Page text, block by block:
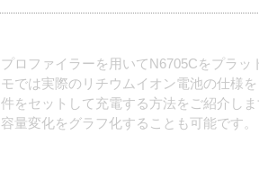
プロファイラーを用いてN6705Cをプラ
モでは実際のリチウムイオン電池の仕様
件をセットして充電する方法をご紹介し
容量変化をグラフ化することも可能です。